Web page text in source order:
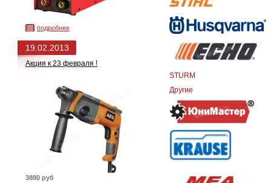
подробнее
19.02.2013
Акция к 23 февраля !
3880 руб
STURM
Другие